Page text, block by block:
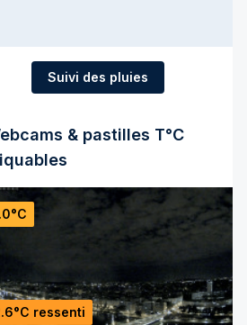
Suivi des pluies
& pastilles T°C
ressenti